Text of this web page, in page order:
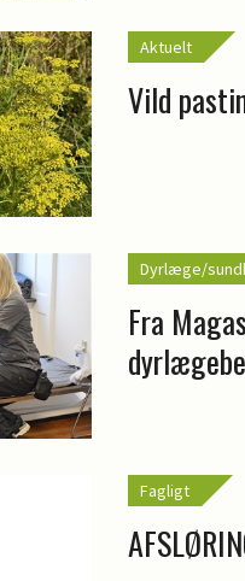
Aktuelt
Vild
Dyrlæge/
Fra
Fagligt